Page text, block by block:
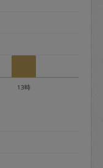
て：
13時